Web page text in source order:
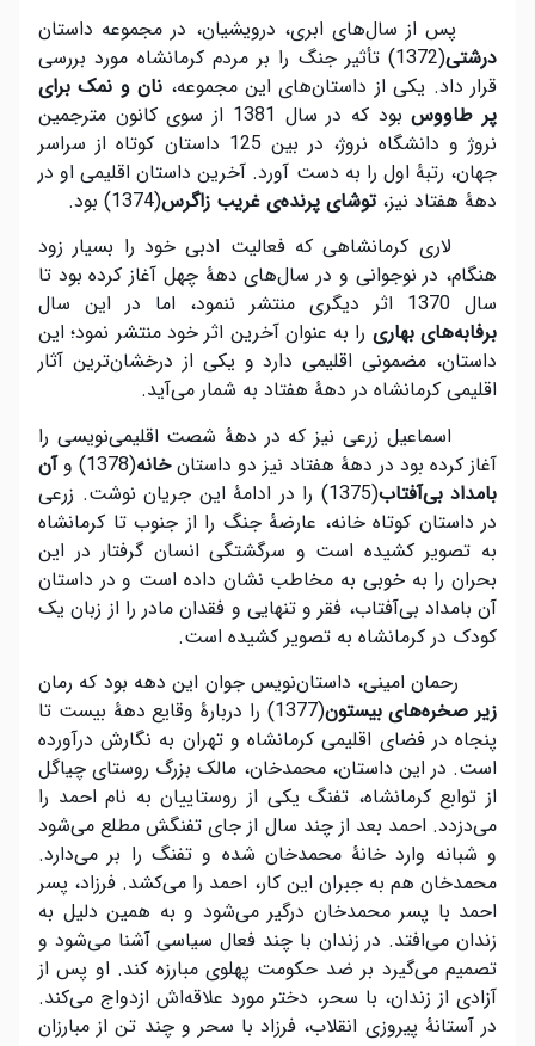
پس از سال‌های ابری، درویشیان، در مجموعه داستان
درشتی
(1372) تأثیر جنگ را بر مردم کرمانشاه مورد بررسی
قرار داد. یکی از داستان‌های این مجموعه، نان و نمک برای
پر طاووس
بود که در سال 1381 از سوی کانون مترجمین
نروژ و دانشگاه نروژ، در بین 125 داستان کوتاه از سراسر
جهان، رتبۀ اول را به دست آورد. آخرین داستان اقلیمی او در
دهۀ هفتاد نیز،توشای پرندهی غریب زاگرس(1374) بود.
لاری کرمانشاهی که فعالیت ادبی خود را بسیار زود
هنگام، در نوجوانی و در سال‌های دهۀ چهل آغاز کرده بود تا
سال 1370 اثر دیگری منتشر ننمود، اما در این سال
برفابههای بهاری را به عنوان آخرین اثر خود منتشر نمود؛ این
داستان، مضمونی اقلیمی دارد و یکی از درخشان‌ترین آثار
اقلیمی کرمانشاه در دهۀ هفتاد به شمار می‌آید.
اسماعیل زرعی نیز که در دهۀ شصت اقلیمی‌نویسی را
آغاز کرده بود در دهۀ هفتاد نیز دو داستانخانه(1378) و
آن
بامداد بیآفتاب
(1375) را در ادامۀ این جریان نوشت. زرعی
در داستان کوتاه خانه، عارضۀ جنگ را از جنوب تا کرمانشاه
به تصویر کشیده است و سرگشتگی انسان گرفتار در این
بحران را به خوبی به مخاطب نشان داده است و در داستان
آن بامداد بی‌آفتاب، فقر و تنهایی و فقدان مادر را از زبان یک
کودک در کرمانشاه به تصویر کشیده است.
رحمان امینی، داستان‌نویس جوان این دهه بود که رمان
زیر صخرههای بیستون
(1377) را دربارۀ وقایع دهۀ بیست تا
پنجاه در فضای اقلیمی کرمانشاه و تهران به نگارش درآورده
است. در این داستان، محمد‌خان، مالک بزرگ روستای چیاگل
از توابع کرمانشاه، تفنگ یکی از روستاییان به نام احمد را
می‌دزدد. احمد بعد از چند سال از جای تفنگش مطلع می‌شود
و شبانه وارد خانۀ محمد‌خان شده و تفنگ را بر می‌دارد.
محمد‌خان هم به جبران این کار، احمد را می‌کشد. فرزاد، پسر
احمد با پسر محمد‌خان درگیر می‌شود و به همین دلیل به
زندان می‌افتد. در زندان با چند فعال سیاسی آشنا می‌شود و
تصمیم می‌گیرد بر ضد حکومت پهلوی مبارزه کند. او پس از
آزادی از زندان‌، با سحر، دختر مورد علاقه‌اش ازدواج می‌کند.
در آستانۀ پیروزی انقلاب، فرزاد با سحر و چند تن از مبارزان